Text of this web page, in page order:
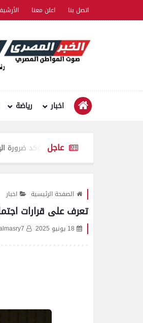
اتصل بنا اعلن معنا
اخبار رياضة
عاجل
..ويؤكد ضرورة اليقظة التامة
الصفحة الرئيسية اخبار
تعرف على قرارات
18 يونيو 2025